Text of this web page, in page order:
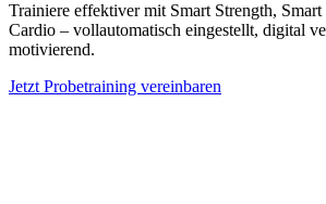
Trainiere effektiver mit Smart Strength,
Cardio – vollautomatisch eingestellt, digital
motivierend.
Jetzt Probetraining vereinbaren